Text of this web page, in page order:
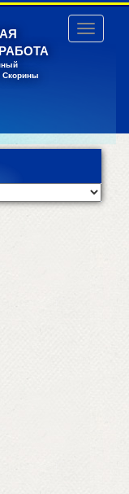
Скорины
Toggle